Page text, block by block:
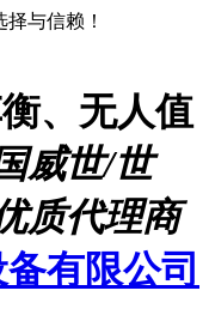
与信赖！
、无人值
威世/世
质代理商